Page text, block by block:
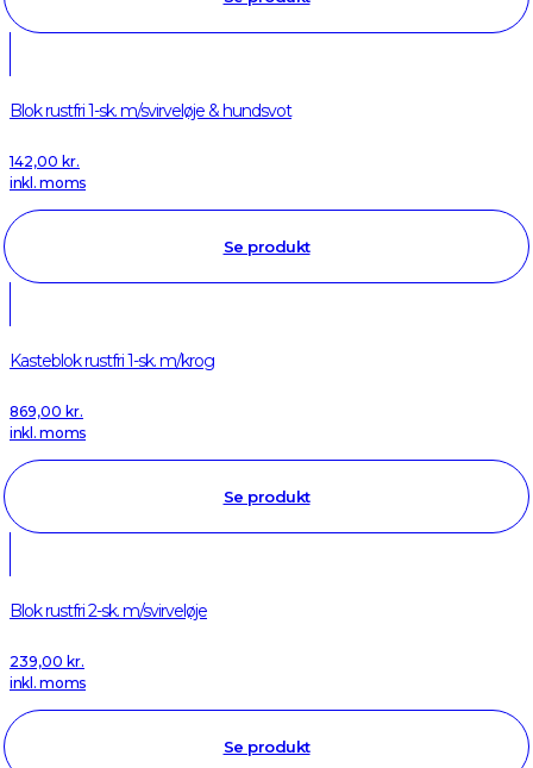
Blok rustfri 1-sk. m/svirveløje & hundsvot
142,00 kr.
inkl. moms
Se produkt
Kasteblok rustfri 1-sk. m/krog
869,00 kr.
inkl. moms
Se produkt
Blok rustfri 2-sk. m/svirveløje
239,00 kr.
inkl. moms
Se produkt